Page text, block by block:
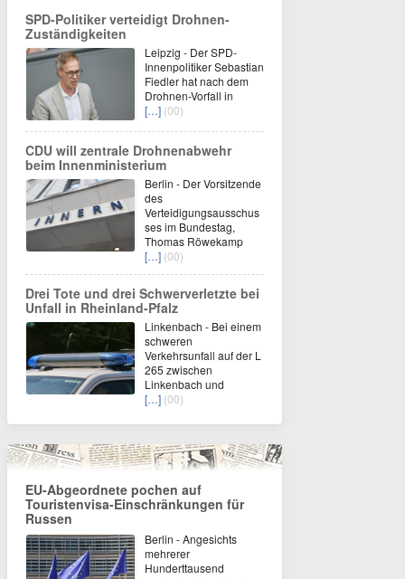
SPD-Politiker verteidigt Drohnen-
Zuständigkeiten
Leipzig - Der SPD-
Innenpolitiker Sebastian
Fiedler hat nach dem
Drohnen-Vorfall in
[…] (00)
CDU will zentrale Drohnenabwehr
beim Innenministerium
Berlin - Der Vorsitzende
des
Verteidigungsausschus
ses im Bundestag,
Thomas Röwekamp
[…] (00)
Drei Tote und drei Schwerverletzte bei
Unfall in Rheinland-Pfalz
Linkenbach - Bei einem
schweren
Verkehrsunfall auf der L
265 zwischen
Linkenbach und
[…] (00)
EU-Abgeordnete pochen auf
Touristenvisa-Einschränkungen für
Russen
Berlin - Angesichts
mehrerer
Hunderttausend